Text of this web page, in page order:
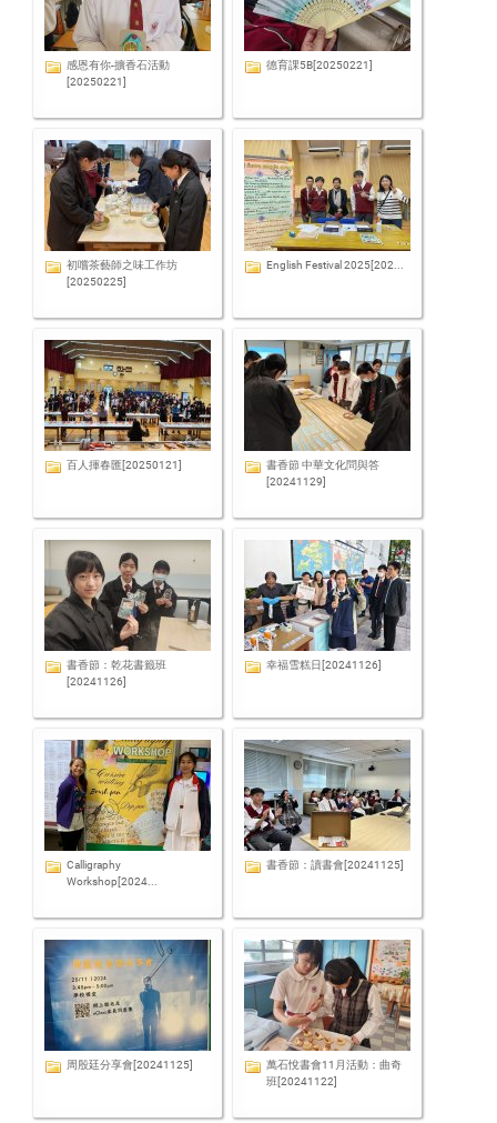
感恩有你-擴香石活動
[20250221]
德育課5B[20250221]
初嚐茶藝師之味工作坊
[20250225]
English Festival 2025[202...
百人揮春匯[20250121]
書香節 中華文化問與答
[20241129]
書香節：乾花書籤班
[20241126]
幸福雪糕日[20241126]
Calligraphy
Workshop[2024...
書香節：讀書會[20241125]
周殷廷分享會[20241125]
萬石悅書會11月活動：曲奇
班[20241122]